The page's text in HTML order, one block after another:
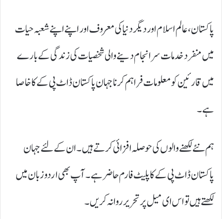
پاکستان، عالم اسلام اور دیگر دنیا کی معروف اور اپنے اپنے شعبہ حیات
میں منفرد خدمات سر انجام دینے والی شخصیات کی زندگی کے بارے
میں قارئین کو معلومات فراہم کرنا جہان پاکستان ڈاٹ پی کے کا خاصا
ہے۔
ہم نئے لکھنے والوں کی حوصلہ افزائی کرتے ہیں۔ ان کے لئے جہان
پاکستان ڈاٹ پی کے کا پلیٹ فارم حاضر ہے۔ آپ بھی اردو زبان میں
لکھتے ہیں تو اس ای میل پر تحریر روانہ کریں۔